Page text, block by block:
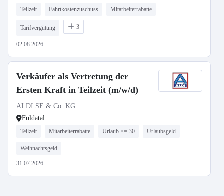
Teilzeit Fahrtkostenzuschuss Mitarbeiterrabatte
Tarifvergütung 3
02.08.2026
Verkäufer als Vertretung der
Ersten Kraft in Teilzeit (m/w/d)
ALDI SE & Co. KG
Fuldatal
Teilzeit Mitarbeiterrabatte Urlaub >= 30 Urlaubsgeld
Weihnachtsgeld
31.07.2026